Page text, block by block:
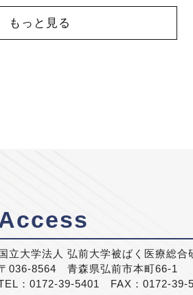
もっと見る
国立大学法人 弘前大学被ばく医療総合
036-8564 青森県弘前市本町66-1
：0172-39-5401 FAX：0172-39-